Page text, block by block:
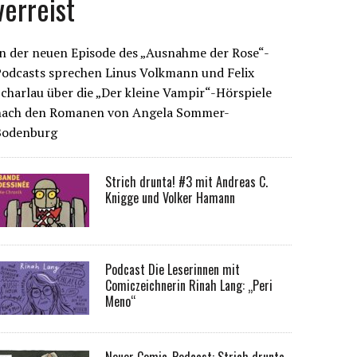
der neuen Episode des „Ausnahme der Rose“-
sprechen Linus Volkmann und Felix
über die „Der kleine Vampir“-Hörspiele
den Romanen von Angela Sommer-
Strich drunta! #3 mit Andreas C.
Knigge und Volker Hamann
Podcast Die Leserinnen mit
Comiczeichnerin Rinah Lang: „Peri
Meno“